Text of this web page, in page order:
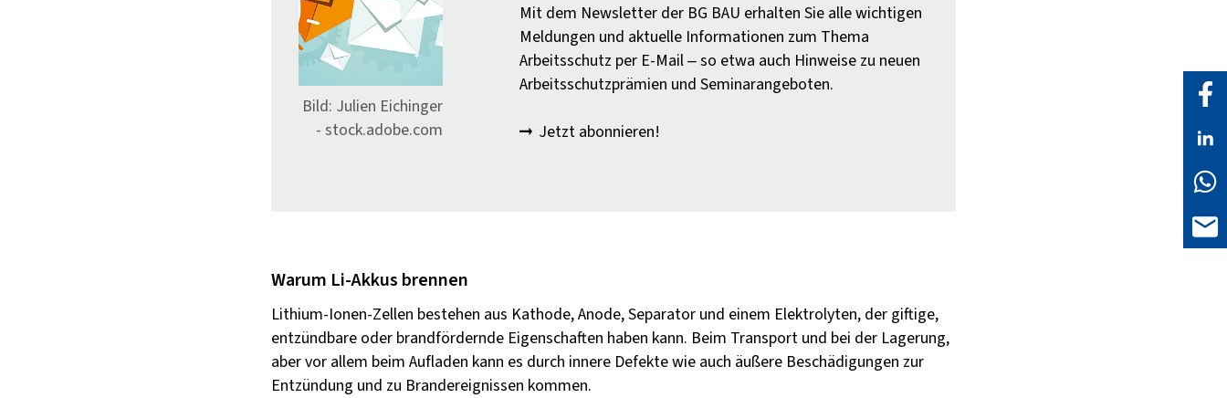
Bild: Julien Eichinger
- stock.adobe.com
Mit dem Newsletter der BG BAU erhalten Sie alle wichtigen
Meldungen und aktuelle Informationen zum Thema
Arbeitsschutz per E-Mail – so etwa auch Hinweise zu neuen
Arbeitsschutzprämien und Seminarangeboten.
Jetzt abonnieren!
Warum Li-Akkus brennen
Lithium-Ionen-Zellen bestehen aus Kathode, Anode, Separator und einem Elektrolyten, der giftige,
entzündbare oder brandfördernde Eigenschaften haben kann. Beim Transport und bei der Lagerung,
aber vor allem beim Aufladen kann es durch innere Defekte wie auch äußere Beschädigungen zur
Entzündung und zu Brandereignissen kommen.